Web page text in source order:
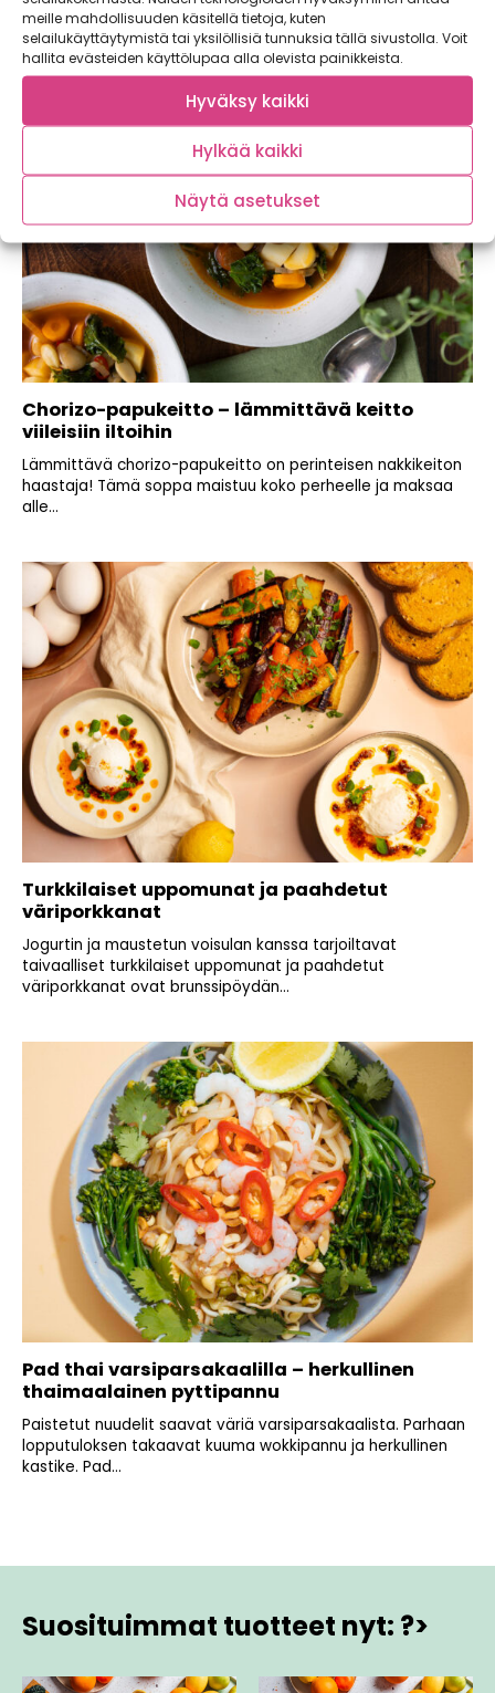
meille mahdollisuuden käsitellä tietoja, kuten
selailukäyttäytymistä tai yksilöllisiä tunnuksia tällä sivustolla. Voit
hallita evästeiden käyttölupaa alla olevista painikkeista.
Hyväksy kaikki
Hylkää kaikki
Näytä asetukset
Lue myös nämä:
Chorizo-papukeitto – lämmittävä keitto
viileisiin iltoihin
Lämmittävä chorizo-papukeitto on perinteisen nakkikeiton
haastaja! Tämä soppa maistuu koko perheelle ja maksaa
alle...
Turkkilaiset uppomunat ja paahdetut
väriporkkanat
Jogurtin ja maustetun voisulan kanssa tarjoiltavat
taivaalliset turkkilaiset uppomunat ja paahdetut
väriporkkanat ovat brunssipöydän...
Pad thai varsiparsakaalilla – herkullinen
thaimaalainen pyttipannu
Paistetut nuudelit saavat väriä varsiparsakaalista. Parhaan
lopputuloksen takaavat kuuma wokkipannu ja herkullinen
kastike. Pad...
Suosituimmat tuotteet nyt: ?>